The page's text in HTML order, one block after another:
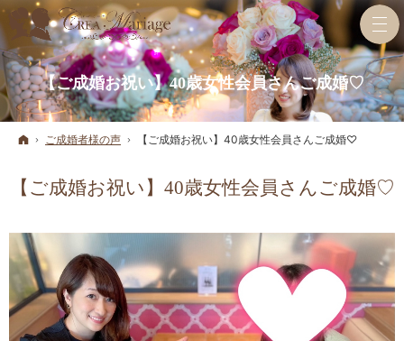
【ご成婚お祝い】40歳女性会員さんご成婚♡
ホーム
ご成婚者様の声 【ご成婚お祝い】40歳女性会員さんご成婚♡
【ご成婚お祝い】40歳女性会員さんご成婚♡